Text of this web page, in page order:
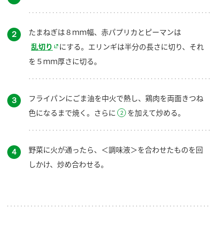
２
たまねぎは８ｍｍ幅、赤パプリカとピーマンは
乱切り
にする。エリンギは半分の長さに切り、それ
を５ｍｍ厚さに切る。
３
フライパンにごま油を中火で熱し、鶏肉を両面きつね
色になるまで焼く。さらに
を加えて炒める。
４
野菜に火が通ったら、＜調味液＞を合わせたものを回
しかけ、炒め合わせる。